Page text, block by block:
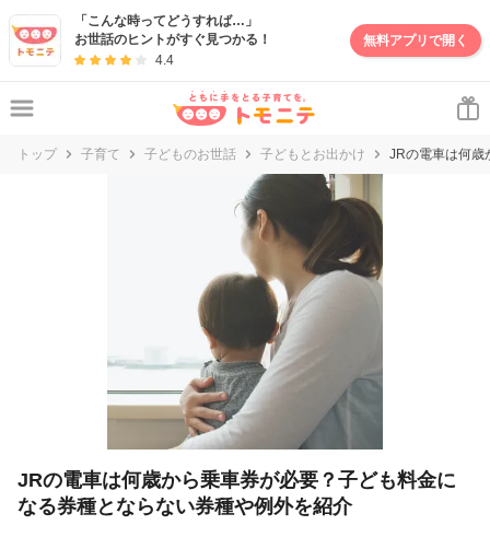
「こんな時ってどうすれば…」
お世話のヒントがすぐ見つかる！
4.4
無料アプリで開く
トップ 子育て 子どものお世話 子どもとお出かけ JRの電車は何歳
JRの電車は何歳から乗車券が必要？子ども料金に
なる券種とならない券種や例外を紹介
妊娠・出産・子育て情報サイト | トモニテ